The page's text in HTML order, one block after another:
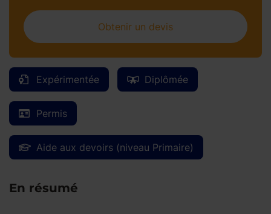
Expérimentée Diplômée
Permis
Aide aux devoirs (niveau Primaire)
En résumé
Obtenir un devis